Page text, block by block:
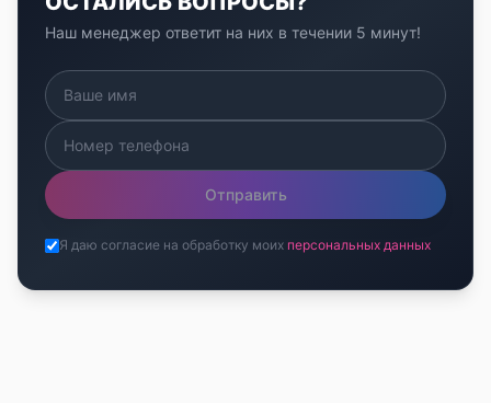
Наш менеджер ответит на них в течении 5 минут!
Отправить
Я даю согласие на обработку моих персональных данных